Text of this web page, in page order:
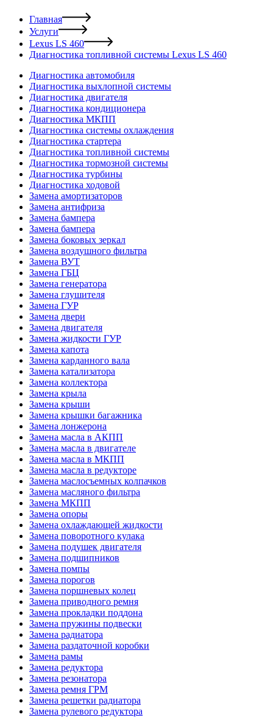
Главная
Услуги
Lexus LS 460
Диагностика топливной системы Lexus LS 460
Диагностика автомобиля
Диагностика выхлопной системы
Диагностика двигателя
Диагностика кондиционера
Диагностика МКПП
Диагностика системы охлаждения
Диагностика стартера
Диагностика топливной системы
Диагностика тормозной системы
Диагностика турбины
Диагностика ходовой
Замена амортизаторов
Замена антифриза
Замена бампера
Замена бампера
Замена боковых зеркал
Замена воздушного фильтра
Замена ВУТ
Замена ГБЦ
Замена генератора
Замена глушителя
Замена ГУР
Замена двери
Замена двигателя
Замена жидкости ГУР
Замена капота
Замена карданного вала
Замена катализатора
Замена коллектора
Замена крыла
Замена крыши
Замена крышки багажника
Замена лонжерона
Замена масла в АКПП
Замена масла в двигателе
Замена масла в МКПП
Замена масла в редукторе
Замена маслосъемных колпачков
Замена масляного фильтра
Замена МКПП
Замена опоры
Замена охлаждающей жидкости
Замена поворотного кулака
Замена подушек двигателя
Замена подшипников
Замена помпы
Замена порогов
Замена поршневых колец
Замена приводного ремня
Замена прокладки поддона
Замена пружины подвески
Замена радиатора
Замена раздаточной коробки
Замена рамы
Замена редуктора
Замена резонатора
Замена ремня ГРМ
Замена решетки радиатора
Замена рулевого редуктора